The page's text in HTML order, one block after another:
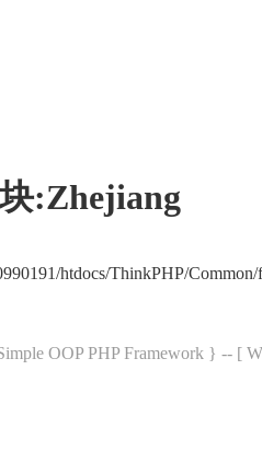
:Zhejiang
htdocs/ThinkPHP/
OOP PHP Framework } -- [